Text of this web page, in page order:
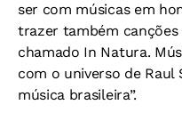
ser com músicas em
trazer também
chamado In Natura.
com o universo de Raul
música brasileira”.